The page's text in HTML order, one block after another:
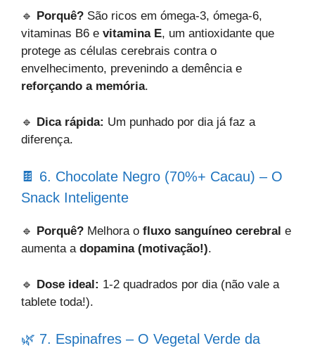
🔹 Porquê? São ricos em ómega-3, ómega-6,
vitaminas B6 e vitamina E, um antioxidante que
protege as células cerebrais contra o
envelhecimento, prevenindo a demência e
reforçando a memória.
🔹 Dica rápida: Um punhado por dia já faz a
diferença.
🍫 6. Chocolate Negro (70%+ Cacau) – O
Snack Inteligente
🔹 Porquê? Melhora o fluxo sanguíneo cerebral e
aumenta a dopamina (motivação!).
🔹 Dose ideal: 1-2 quadrados por dia (não vale a
tablete toda!).
🌿 7. Espinafres – O Vegetal Verde da